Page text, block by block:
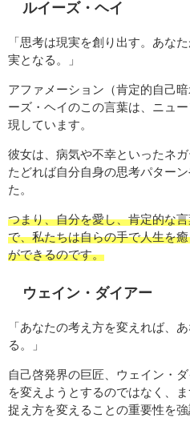
ルイーズ・ヘイ
「思考は現実を創り出す。あな
実となる。」
アファメーション（肯定的自己
ーズ・ヘイのこの言葉は、ニュ
現しています。
彼女は、病気や不幸といったネ
たどれば自分自身の思考パター
た。
つまり、自分を愛し、肯定的な
で、私たちは自らの手で人生を
ができるのです。
ウェイン・ダイアー
「あなたの考え方を変えれば、
る。」
自己啓発界の巨匠、ウェイン・
を変えようとするのではなく、
捉え方を変えることの重要性を強